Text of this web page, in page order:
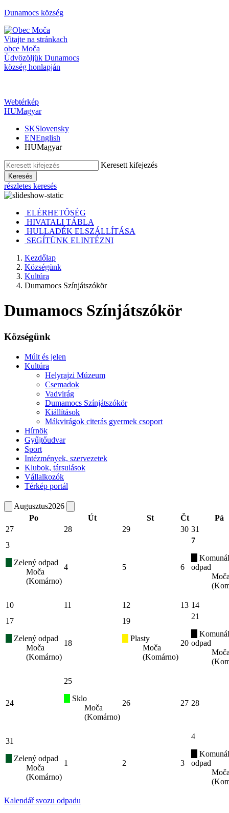
Dunamocs község
Vitajte na stránkach
obce Moča
Üdvözöljük Dunamocs
község honlapján
Webtérkép
HUMagyar
SKSlovensky
ENEnglish
HUMagyar
Keresett kifejezés
Keresés
részletes keresés
ELÉRHETŐSÉG
HIVATALI TÁBLA
HULLADÉK ELSZÁLLÍTÁSA
SEGÍTÜNK ELINTÉZNI
Kezdőlap
Községünk
Kultúra
Dumamocs Színjátszókör
Dumamocs Színjátszókör
Községünk
Múlt és jelen
Kultúra
Helyrajzi Múzeum
Csemadok
Vadvirág
Dumamocs Színjátszókör
Kiállítások
Mákvirágok citerás gyermek csoport
Hírnök
Gyűjtőudvar
Sport
Intézmények, szervezetek
Klubok, társulások
Vállalkozók
Térkép portál
Augusztus2026
Po
Út St Čt
Pá
27
28 29 30 31
3
Zelený odpad
Moča
(Komárno)
4 5 6
7
odpad
10 11 12 13 14
17
Zelený odpad
Moča
(Komárno)
18
19
Plasty
Moča
(Komárno)
20
21
odpad
24
25
Sklo
Moča
(Komárno)
26 27 28
31
Zelený odpad
Moča
(Komárno)
1 2 3
4
odpad
Kalendář svozu odpadu